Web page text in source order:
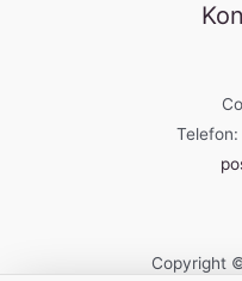
Copyright